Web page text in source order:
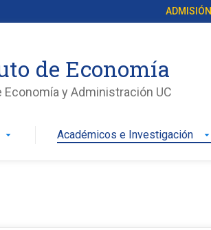
ADMISIÓN
de Economía
Economía y Administración UC
arrow_drop_down Académicos e Investigación arrow_drop_down